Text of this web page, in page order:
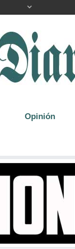
Opinión